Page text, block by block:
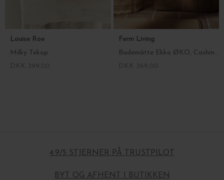
Louise Roe
Milky Tekop
Ferm Living
Bademåtte Ekko ØKO, Cashmere - 50*70
4.9/5 STJERNER PÅ TRUSTPILOT
BYT OG AFHENT I BUTIKKEN